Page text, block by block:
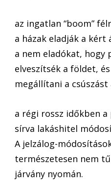
az ingatlan “boom”
a házak eladják a kért
a nem eladókat, hogy
elveszítsék a földet,
megállítani a csúszást
a régi rossz időkben
sírva lakáshitel
A jelzálog-
természetesen nem
járvány nyomán.